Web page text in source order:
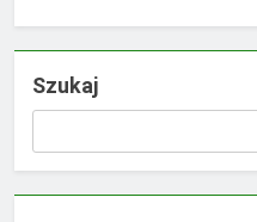
Szukaj